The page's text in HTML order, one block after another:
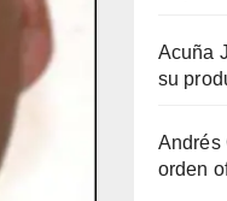
Acuña
su
Andrés
orden